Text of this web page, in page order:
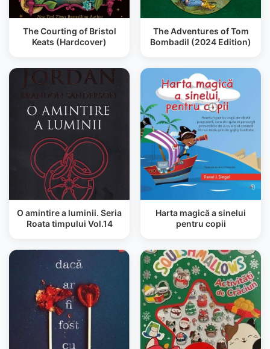
The Courting of Bristol
Keats (Hardcover)
The Adventures of Tom
Bombadil (2024 Edition)
O amintire a luminii. Seria
Roata timpului Vol.14
Harta magică a sinelui
pentru copii